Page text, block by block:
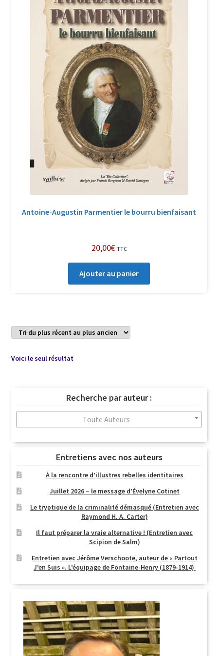
Login Customizer
Newsletter
Nous Contacter
Politique de confidentialité et cookies
Qui sommes-nous ?
Soutien à Philippe Randa
Suivi de la Commande
Antoine-Augustin Parmentier le bourru bienfaisant
20,00€ TTC
Ajouter au panier
Voici le seul résultat
Recherche par auteur :
Toute Auteurs
Entretiens avec nos auteurs
À la rencontre d’illustres rebelles identitaires
Juillet 2026 – le message d’Évelyne Cotinet
Le tryptique de la criminalité démasqué (Entretien avec
Raymond H. A. Carter)
Il faut préparer la vraie alternative ! (Entretien avec
Scipion de Salm)
Entretien avec Jérôme Verschoote, auteur de « Partout
J’en Suis ». L’équipage de Fontaine-Henry (1879-1914)